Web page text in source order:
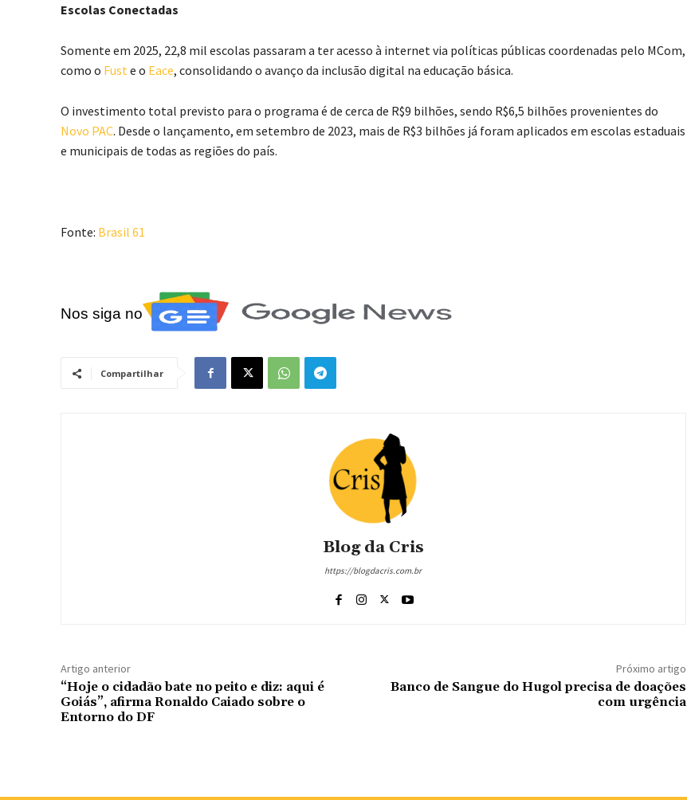
Escolas Conectadas
Somente em 2025, 22,8 mil escolas passaram a ter acesso à internet via políticas públicas coordenadas pelo MCom,
como o Fuste o Eace, consolidando o avanço da inclusão digital na educação básica.
O investimento total previsto para o programa é de cerca de R$9 bilhões, sendo R$6,5 bilhões provenientes do
Novo PAC. Desde o lançamento, em setembro de 2023, mais de R$3 bilhões já foram aplicados em escolas estaduais
e municipais de todas as regiões do país.
Fonte: Brasil 61
Nos siga no
Compartilhar
Blog da Cris
https://blogdacris.com.br
Artigo anterior
“Hoje o cidadão bate no peito e diz: aqui é
Goiás”, afirma Ronaldo Caiado sobre o
Entorno do DF
Próximo artigo
Banco de Sangue do Hugol precisa de doações
com urgência